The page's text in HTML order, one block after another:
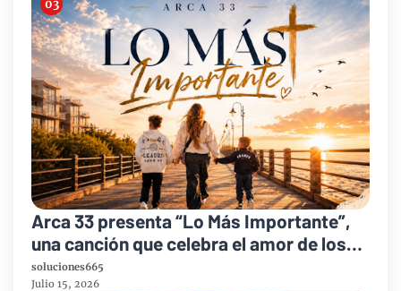
Arca 33 presenta “Lo Más Importante”,
una canción que celebra el amor de los
padres y el legado de la fe
soluciones665
Julio 15, 2026